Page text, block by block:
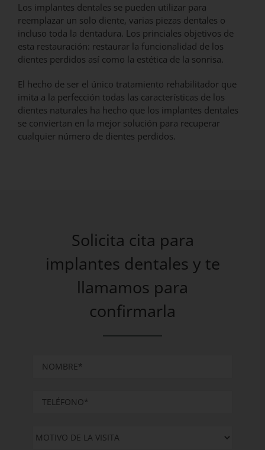
Los implantes dentales se pueden utilizar para
reemplazar un solo diente, varias piezas dentales o
incluso toda la dentadura. Los princiales objetivos de
esta restauración: restaurar la funcionalidad de los
dientes perdidos así como la estética de la sonrisa.
El hecho de ser el único tratamiento rehabilitador que
imita a la perfección todas las características de los
dientes naturales ha hecho que los implantes dentales
se conviertan en la mejor solución para recuperar
cualquier número de dientes perdidos.
Solicita cita para
implantes dentales y te
llamamos para
confirmarla